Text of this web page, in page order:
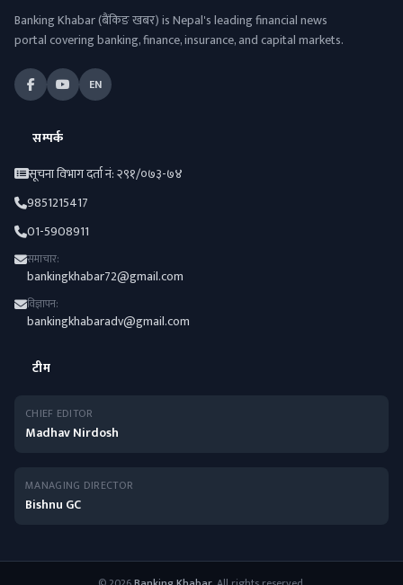
Banking Khabar (बैंकिङ खबर) is Nepal's leading financial news
portal covering banking, finance, insurance, and capital markets.
EN
सम्पर्क
सूचना विभाग दर्ता नं: २९१/०७३-७४
9851215417
01-5908911
समाचार:
bankingkhabar72@gmail.com
विज्ञापन:
bankingkhabaradv@gmail.com
टीम
CHIEF EDITOR
Madhav Nirdosh
MANAGING DIRECTOR
Bishnu GC